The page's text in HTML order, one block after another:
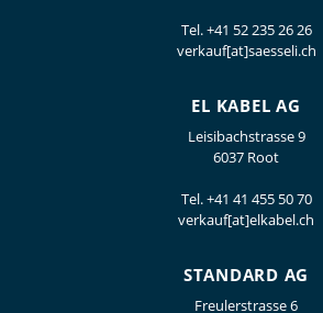
Tel.+41 52 235 26 26
verkauf[at]saesseli.ch
EL KABEL AG
Leisibachstrasse 9
6037 Root
Tel.+41 41 455 50 70
verkauf[at]elkabel.ch
STANDARD AG
Freulerstrasse 6